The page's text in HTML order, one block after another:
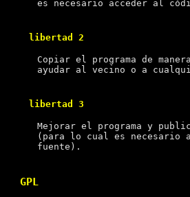
es necesario acceder al
libertad 2
Copiar el programa de
ayudar al vecino o a
libertad 3
Mejorar el programa y
(para lo cual es necesario
fuente).
GPL